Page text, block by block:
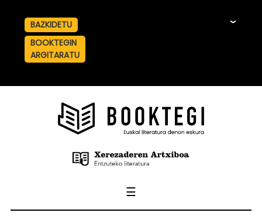
BAZKIDETU
BOOKTEGIN
ARGITARATU
☰